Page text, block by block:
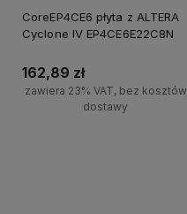
CoreEP4CE6 płyta z ALTERA
Cyclone IV EP4CE6E22C8N
162,89 zł
zawiera 23% VAT, bez kosztów
dostawy